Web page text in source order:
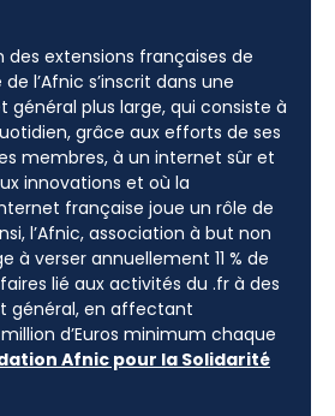
des extensions françaises de
l’Afnic s’inscrit dans une
général plus large, qui consiste à
grâce aux efforts de ses
membres, à un internet sûr et
innovations et où la
française joue un rôle de
l’Afnic, association à but non
à verser annuellement 11 % de
lié aux activités du .fr à des
général, en affectant
d’Euros minimum chaque
Afnic pour la Solidarité